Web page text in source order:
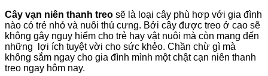
Cây vạn niên thanh treo sẽ là loại cây phù hơp với gia đình
nào có trẻ nhỏ và nuôi thú cưng. Bởi cây được treo ở cao sẽ
không gây nguy hiểm cho trẻ hay vật nuôi mà còn mang đến
những lợi ích tuyệt vời cho sức khẻo. Chần chừ gì mà
không sắm ngay cho gia đình mình một chật cạn niên thanh
treo ngay hôm nay.